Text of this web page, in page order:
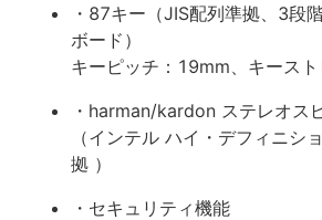
・87キー（JIS配列準拠、3段
ボード）
キーピッチ：19mm、キース
・harman/kardon ステレオス
（インテル ハイ・デフィニシ
拠 ）
・セキュリティ機能